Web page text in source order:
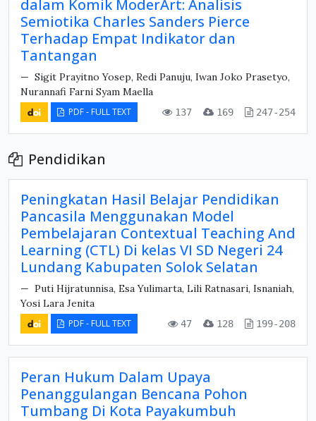
dalam Komik ModerArt: Analisis
Semiotika Charles Sanders Pierce
Terhadap Empat Indikator dan
Tantangan
Sigit Prayitno Yosep, Redi Panuju, Iwan Joko Prasetyo,
Nurannafi Farni Syam Maella
PDF - FULL TEXT 137 169 247-254
Pendidikan
Peningkatan Hasil Belajar Pendidikan
Pancasila Menggunakan Model
Pembelajaran Contextual Teaching And
Learning (CTL) Di kelas VI SD Negeri 24
Lundang Kabupaten Solok Selatan
Puti Hijratunnisa, Esa Yulimarta, Lili Ratnasari, Isnaniah,
Yosi Lara Jenita
PDF - FULL TEXT 47 128 199-208
Peran Hukum Dalam Upaya
Penanggulangan Bencana Pohon
Tumbang Di Kota Payakumbuh